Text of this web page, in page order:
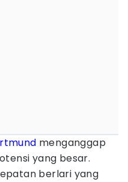
menganggap
yang besar.
berlari yang